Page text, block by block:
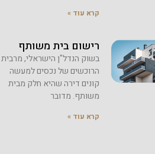
קרא עוד »
רישום בית משותף
בשוק הנדל"ן הישראלי, מרבית
הרוכשים של נכסים למעשה
קונים דירה שהיא חלק מבית
משותף. מדובר
קרא עוד »